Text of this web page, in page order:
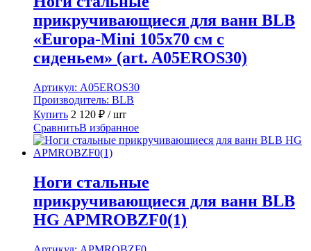
прикручивающиеся для ванн BLB
«Europa-Mini 105х70 см с
сиденьем» (art. A05EROS30)
Артикул: A05EROS30
Производитель: BLB
Купить 2 120 ₽ / шт
СравнитьВ избранное
Ноги стальные
прикручивающиеся для ванн BLB
HG APMROBZF0(1)